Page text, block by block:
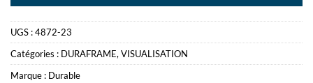
UGS :4872-23
Catégories : DURAFRAME,VISUALISATION
Marque : Durable